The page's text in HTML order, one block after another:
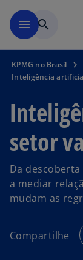
menu search
KPMG no Brasil
Inteligência
setor
Da descoberta
a mediar
mudam as
Compartilhe